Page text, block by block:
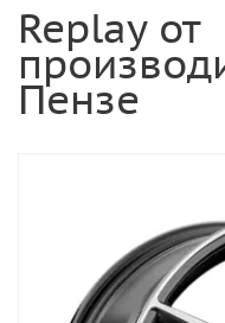
Replay от
Пензе